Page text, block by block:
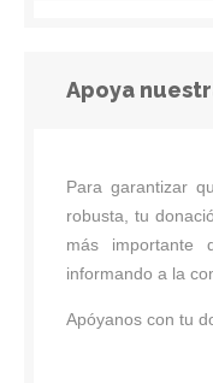
Apoya
Para garantizar
robusta, tu
más importante
informando a la
Apóyanos con tu